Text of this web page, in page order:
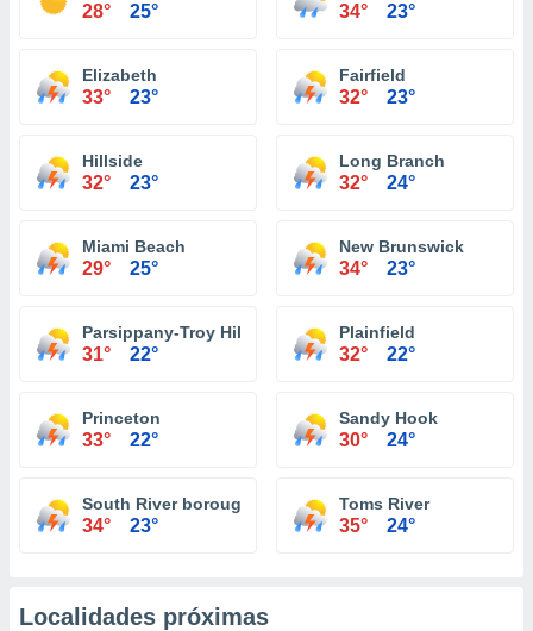
28° 25° 34° 23°
Elizabeth
33° 23°
Fairfield
32° 23°
Hillside
32° 23°
Long Branch
32° 24°
Miami Beach
29° 25°
New Brunswick
34° 23°
Parsippany-Troy Hills
31° 22°
Plainfield
32° 22°
Princeton
33° 22°
Sandy Hook
30° 24°
South River borough
34° 23°
Toms River
35° 24°
Localidades próximas